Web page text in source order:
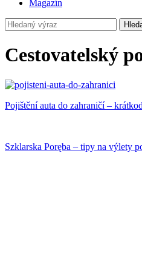
Magazín
Cestovatelský
Pojištění auta do zahraničí –
Szklarska Poręba – tipy na výlety